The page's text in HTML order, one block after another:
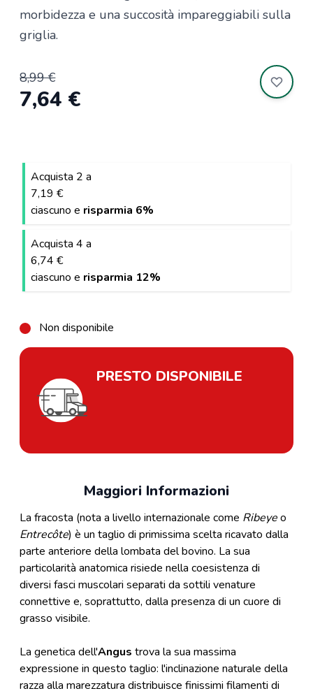
morbidezza e una succosità impareggiabili sulla
griglia.
8,99 €
7,64 €
Acquista 2 a
7,19 €
ciascuno e risparmia 6%
Acquista 4 a
6,74 €
ciascuno e risparmia 12%
Non disponibile
PRESTO DISPONIBILE
Maggiori Informazioni
La fracosta (nota a livello internazionale come Ribeyeo
Entrecôte) è un taglio di primissima scelta ricavato dalla
parte anteriore della lombata del bovino. La sua
particolarità anatomica risiede nella coesistenza di
diversi fasci muscolari separati da sottili venature
connettive e, soprattutto, dalla presenza di un cuore di
grasso visibile.
La genetica dell'Angus trova la sua massima
expressione in questo taglio: l'inclinazione naturale della
razza alla marezzatura distribuisce finissimi filamenti di